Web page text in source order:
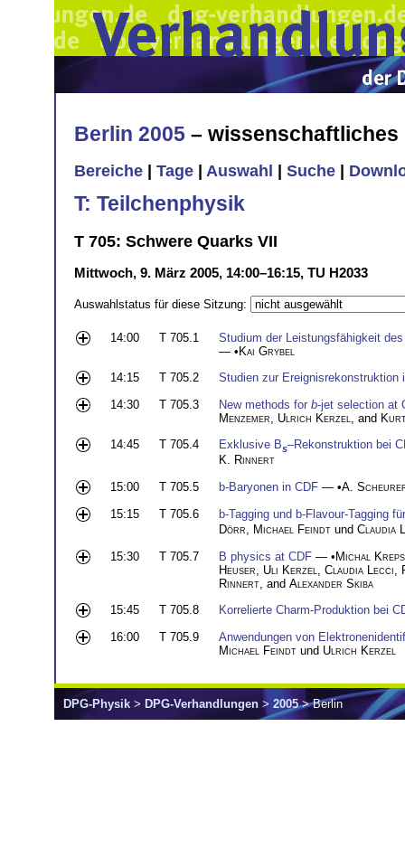
Berlin 2005 – wissenschaftliches
Bereiche Tage Auswahl Suche
T: Teilchenphysik
T 705: Schwere Quarks VII
Mittwoch, 9. März 2005, 14:00–16:15, TU H2033
Auswahlstatus für diese Sitzung:
14:00 T 705.1
Studium der Leistungsfähigkeit
— •Kai Grybel
14:15
T 705.2
Studien zur Ereignisrekonstruktion
14:30
T 705.3 New methods for b-jet selection at
Menzemer
Ulrich Kerzel , and
14:45
T 705.4 Exklusive Bs–Rekonstruktion bei
K. Rinnert
15:00
T 705.5 b-Baryonen in CDF — •A.
15:15
T 705.6
b-Tagging und b-Flavour-Tagging
Dörr, Michael Feindt und Claudia
15:30
T 705.7 B physics at CDF — •Michal Kreps
Heuser
Uli Kerzel Claudia Lecci
Rinnert , and Alexander Skiba
15:45
T 705.8
Korrelierte Charm-Produktion bei
16:00
T 705.9
Anwendungen von
Michael Feindt und Ulrich Kerzel
DPG-Physik > DPG-Verhandlungen > 2005> Berlin